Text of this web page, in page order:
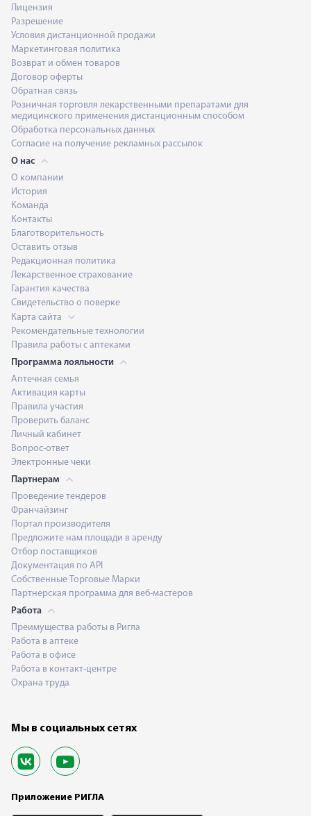
Анна Каршиева
Борис Копылов
Константин Антонов
Кирилл Белан
Лицензия
Разрешение
Условия дистанционной продажи
Маркетинговая политика
Возврат и обмен товаров
Договор оферты
Обратная связь
Розничная торговля лекарственными препаратами для
медицинского применения дистанционным способом
Обработка персональных данных
Согласие на получение рекламных рассылок
О нас
О компании
История
Команда
Контакты
Благотворительность
Оставить отзыв
Редакционная политика
Лекарственное страхование
Гарантия качества
Свидетельство о поверке
Карта сайта
Рекомендательные технологии
Правила работы с аптеками
Программа лояльности
Аптечная семья
Активация карты
Правила участия
Проверить баланс
Личный кабинет
Вопрос-ответ
Электронные чеки
Партнерам
Проведение тендеров
Франчайзинг
Портал производителя
Предложите нам площади в аренду
Отбор поставщиков
Документация по API
Собственные Торговые Марки
Партнерская программа для веб-мастеров
Работа
Преимущества работы в Ригла
Работа в аптеке
Работа в офисе
Работа в контакт-центре
Охрана труда
Мы в социальных сетях
Приложение РИГЛА